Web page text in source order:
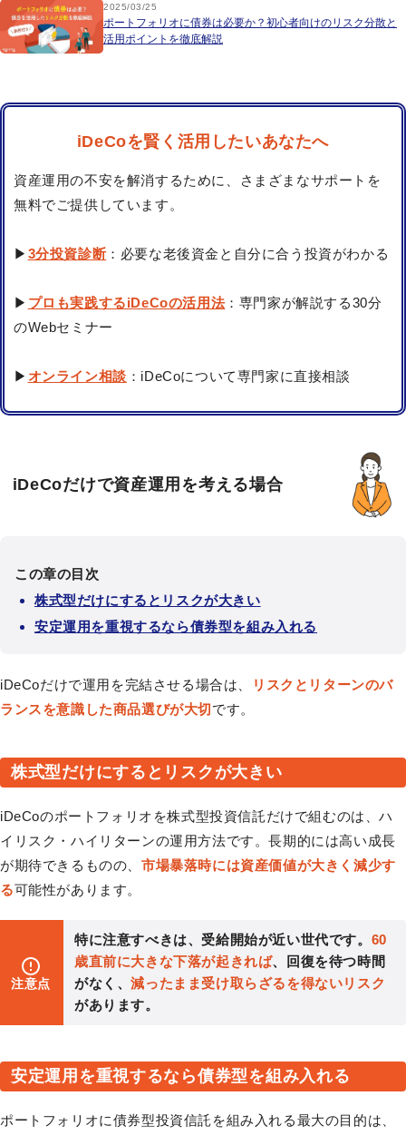
2025/03/25
ポートフォリオに債券は必要か？初心者向けのリスク分散と
活用ポイントを徹底解説
iDeCoを賢く活用したいあなたへ
資産運用の不安を解消するために、さまざまなサポートを
無料でご提供しています。
▶ 3分投資診断：必要な老後資金と自分に合う投資がわかる
▶ プロも実践するiDeCoの活用法：専門家が解説する30分
のWebセミナー
▶ オンライン相談 ：iDeCoについて専門家に直接相談
iDeCoだけで資産運用を考える場合
この章の目次
株式型だけにするとリスクが大きい
安定運用を重視するなら債券型を組み入れる
iDeCoだけで運用を完結させる場合は、
リスクとリターンのバ
ランスを意識した商品選びが大切です。
株式型だけにするとリスクが大きい
iDeCoのポートフォリオを株式型投資信託だけで組むのは、ハ
イリスク・ハイリターンの運用方法です。長期的には高い成長
が期待できるものの、 市場暴落時には資産価値が大きく減少す
る可能性があります。
注意点
特に注意すべきは、受給開始が近い世代です。 60
歳直前に大きな下落が起きれば、回復を待つ時間
がなく、減ったまま受け取らざるを得ないリスク
があります。
安定運用を重視するなら債券型を組み入れる
ポートフォリオに債券型投資信託を組み入れる最大の目的は、